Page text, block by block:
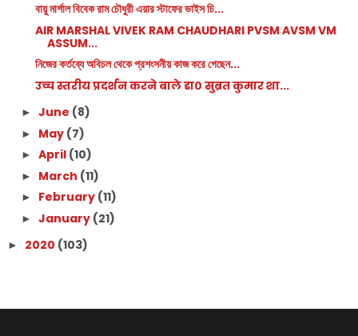
বায়ু মার্শাল বিবেক রাম চৌধুরী এয়ার স্টাফের ভাইস চি...
AIR MARSHAL VIVEK RAM CHAUDHARI PVSM AVSM VM
ASSUM...
নিজের কর্তব্যে অবিচল থেকে প্রশংসনীয় কাজ করে গেছেন...
उच्च स्तरीय प्रदर्शन करने बाले डा० सुब्रत कुमार शा...
► June (8)
► May (7)
► April (10)
► March (11)
► February (11)
► January (21)
► 2020 (103)